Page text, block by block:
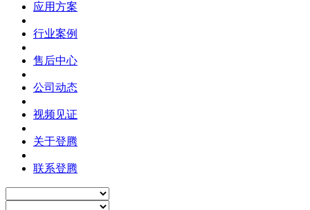
应用方案
行业案例
售后中心
公司动态
视频见证
关于登腾
联系登腾